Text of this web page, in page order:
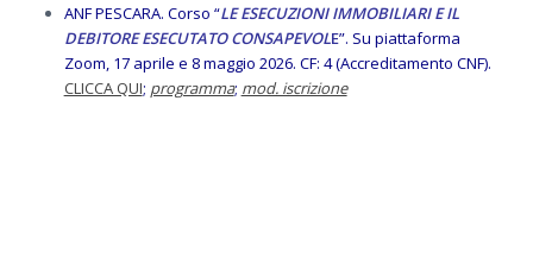
ANF PESCARA. Corso “LE ESECUZIONI IMMOBILIARI E IL
DEBITORE ESECUTATO CONSAPEVOLE”. Su piattaforma
Zoom, 17 aprile e 8 maggio 2026. CF: 4 (Accreditamento CNF).
CLICCA QUI; programma; mod. iscrizione